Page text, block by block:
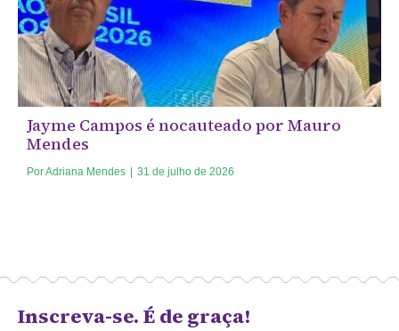
Jayme Campos é nocauteado por Mauro
Mendes
PorAdriana Mendes 31 de julho de 2026
Inscreva-se. É de graça!